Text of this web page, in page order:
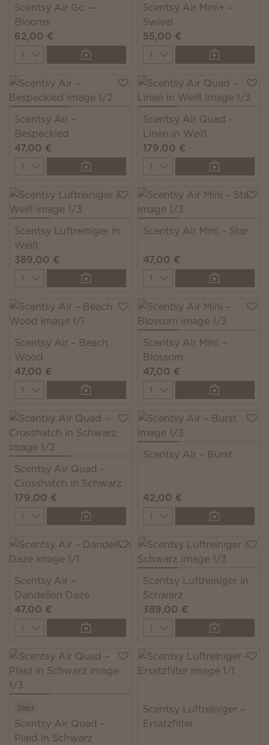
Scentsy Air Go —
Blooms
62,00 €
Quantity
Scentsy Air Mini+ –
Swivel
55,00 €
Quantity
Scentsy Air –
Bespeckled
47,00 €
Quantity
Scentsy Air Quad –
Linen in Weiß
179,00 €
Quantity
Scentsy Luftreiniger in
Weiß
389,00 €
Quantity
Scentsy Air Mini – Star
47,00 €
Quantity
Scentsy Air – Beach
Wood
47,00 €
Quantity
Scentsy Air Mini –
Blossom
47,00 €
Quantity
Scentsy Air Quad –
Crosshatch in Schwarz
179,00 €
Quantity
Scentsy Air – Burst
42,00 €
Quantity
Scentsy Air –
Dandelion Daze
47,00 €
Quantity
Scentsy Luftreiniger in
Schwarz
389,00 €
Quantity
Neu
Scentsy Air Quad –
Plaid in Schwarz
Scentsy Luftreiniger –
Ersatzfilter